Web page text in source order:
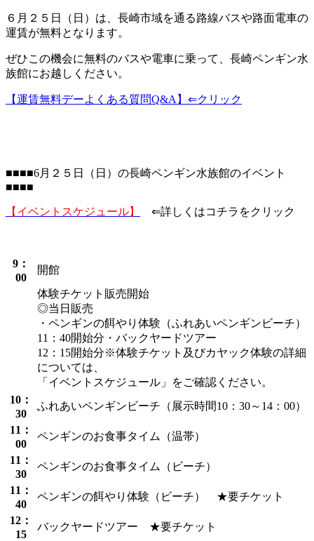
６月２５日（日）は、長崎市域を通る路線バスや路面電車の
運賃が無料となります。
ぜひこの機会に無料のバスや電車に乗って、長崎ペンギン水
族館にお越しください。
【運賃無料デーよくある質問Q&A】⇐クリック
■■■■6月２５日（日）の長崎ペンギン水族館のイベント
■■■■
【イベントスケジュール】 ⇐詳しくはコチラをクリック
9：
00
開館
体験チケット販売開始
◎当日販売
・ペンギンの餌やり体験（ふれあいペンギンビーチ）
11：40開始分・バックヤードツアー
12：15開始分※体験チケット及びカヤック体験の詳細
については、
「イベントスケジュール」をご確認ください。
10：
30
ふれあいペンギンビーチ（展示時間10：30～14：00）
11：
00
ペンギンのお食事タイム（温帯）
11：
30
ペンギンのお食事タイム（ビーチ）
11：
40
ペンギンの餌やり体験（ビーチ） ★要チケット
12：
15
バックヤードツアー ★要チケット